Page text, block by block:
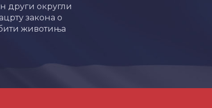
други округли
закона о
животиња